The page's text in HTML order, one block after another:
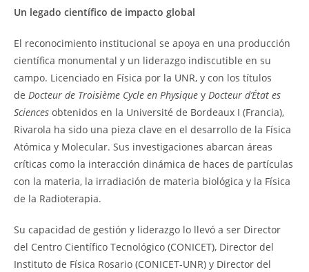
Un legado científico de impacto global
El reconocimiento institucional se apoya en una producción
científica monumental y un liderazgo indiscutible en su
campo. Licenciado en Física por la UNR, y con los títulos
de Docteur de Troisième Cycle en Physique y Docteur d’État es
Sciences obtenidos en la Université de Bordeaux I (Francia),
Rivarola ha sido una pieza clave en el desarrollo de la Física
Atómica y Molecular. Sus investigaciones abarcan áreas
críticas como la interacción dinámica de haces de partículas
con la materia, la irradiación de materia biológica y la Física
de la Radioterapia.
Su capacidad de gestión y liderazgo lo llevó a ser Director
del Centro Científico Tecnológico (CONICET), Director del
Instituto de Física Rosario (CONICET-UNR) y Director del